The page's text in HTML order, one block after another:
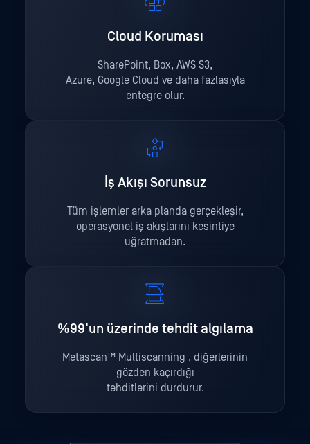
Cloud Koruması
SharePoint, Box, AWS S3,
Azure, Google Cloud ve daha fazlasıyla
entegre olur.
İş Akışı Sorunsuz
Tüm işlemler arka planda gerçekleşir,
operasyonel iş akışlarını kesintiye
uğratmadan.
%99'un üzerinde tehdit algılama
Metascan™ Multiscanning , diğerlerinin
gözden kaçırdığı
tehditlerini durdurur.